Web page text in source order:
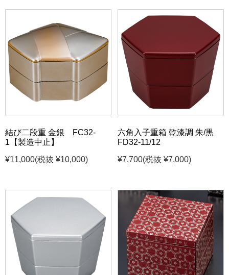
結び二段重 金銀 FC32-
1【製造中止】
¥11,000(税抜 ¥10,000)
六角入子重箱 乾漆調 朱/黒
FD32-11/12
¥7,700(税抜 ¥7,000)